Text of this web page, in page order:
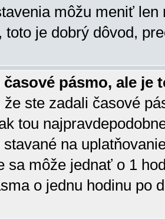
môžu meniť
toto je dobrý dôvod,
pásmo, ale je
ste zadali časové
tou
na
sa môže jednať o 1
o jednu hodinu po